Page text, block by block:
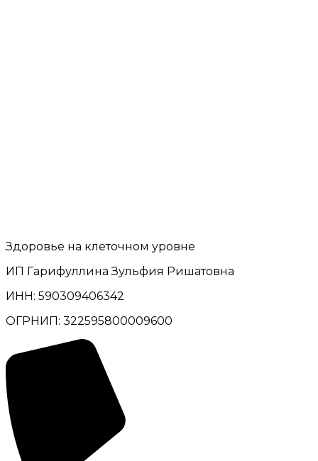
Здоровье на клеточном уровне
ИП Гарифуллина Зульфия Ришатовна
ИНН: 590309406342
ОГРНИП: 322595800009600